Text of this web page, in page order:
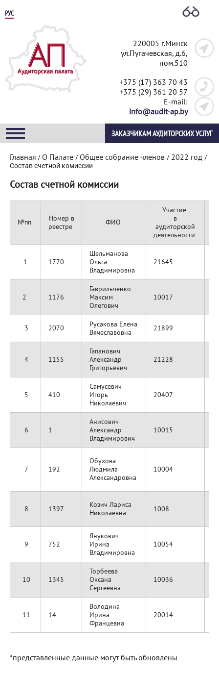
РУС
220005 г.Минск
ул.Пугачевская, д.6,
пом.510
+375 (17) 363 70 43
+375 (29) 361 20 57
E-mail:
info@audit-ap.by
ЗАКАЗЧИКАМ АУДИТОРСКИХ УСЛУГ
Главная / О Палате / Общее собрание членов / 2022 год /
Состав счетной комиссии
Состав счетной комиссии
№пп
Номер в
реестре
ФИО
Участие
в
аудиторской
деятельности
1 1770
Шельманова
Ольга
Владимировна
21645
2 1176
Гаврильченко
Максим
Олегович
10017
3 2070
Русакова Елена
Вячеславовна
21899
4 1155
Гапанович
Александр
Григорьевич
21228
5 410
Самусевич
Игорь
Николаевич
20407
6 1
Анисович
Александр
Владимирович
10015
7 192
Обухова
Людмила
Александровна
10004
8 1397
Козич Лариса
Николаевна
1008
9 752
Янукович
Ирина
Владимировна
10054
10 1345
Торбеева
Оксана
Сергеевна
10036
11 14
Володина
Ирина
Францевна
20014
*представленные данные могут быть обновлены